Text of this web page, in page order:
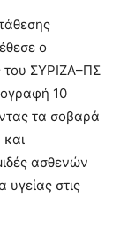
ο
του ΣΥΡΙΖΑ–ΠΣ
10
τα σοβαρά
ασθενών
στις